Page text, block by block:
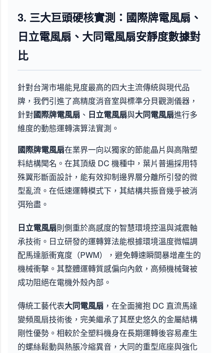
3. 三大巨頭硬核實測：國際牌電風扇、
日立電風扇、大同電風扇安靜度數據對
比
針對台灣市場能見度最高的四大主流傳統與現代品
牌，我們引進了高精度消音室與標準分貝觀測儀器，
針對國際牌電風扇 、 日立電風扇與大同電風扇進行多
維度的動態運轉演算法實測。
國際牌電風扇在業界一向以獨家的節能晶片與高階塑
料結構聞名。在其頂級 DC 機種中，葉片普遍採用特
殊翼形斷面設計，能有效抑制邊界層分離所引發的微
型亂流。在低速運轉模式下，其結構共振音幾乎被消
弭殆盡。
日立電風扇則側重於高感度的智慧環境控溫與減震軸
承技術。日立研發的運轉算法能根據環境溫度微幅調
配馬達脈衝寬度（PWM），避免轉速瞬間暴增產生的
機械衝擊。其整體運轉質感偏向內斂，高頻機械聲被
成功阻絕在電機外殼內部。
傳統工藝代表大同電風扇 ，在全面擁抱 DC 直流馬達
變頻風扇技術後，完美繼承了其歷史悠久的金屬結構
剛性優勢。相較於全塑料機身在長期運轉後容易產生
的螺絲鬆動與熱脹冷縮異音，大同的重型底座與強化